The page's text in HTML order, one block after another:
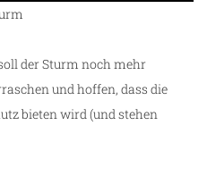
der Sturm noch mehr
und hoffen, dass die
bieten wird (und stehen